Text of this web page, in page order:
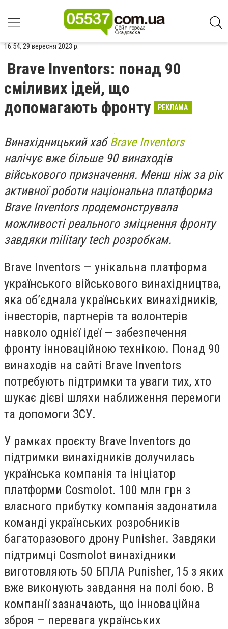
16:54, 29 вересня 2023 р.
Brave Inventors: понад 90
сміливих ідей, що
допомагають фронту
РЕКЛАМА
Винахідницький хабBrave Inventors
налічує вже більше 90 винаходів
військового призначення. Менш ніж за рік
активної роботи національна платформа
Brave Inventors продемонструвала
можливості реального зміцнення фронту
завдяки military tech розробкам.
Brave Inventors — унікальна платформа
українського військового винахідництва,
яка об’єднала українських винахідників,
інвесторів, партнерів та волонтерів
навколо однієї ідеї — забезпечення
фронту інноваційною технікою. Понад 90
винаходів на сайті Brave Inventors
потребують підтримки та уваги тих, хто
шукає дієві шляхи наближення перемоги
та допомоги ЗСУ.
У рамках проєкту Brave Inventors до
підтримки винахідників долучилась
українська компанія та ініціатор
платформи Cosmolot. 100 млн грн з
власного прибутку компанія задонатила
команді українських розробників
багаторазового дрону Punisher. Завдяки
підтримці Cosmolot винахідники
виготовляють 50 БПЛА Punisher, 15 з яких
вже виконують завдання на полі бою. В
компанії зазначають, що інноваційна
зброя — перевага українських